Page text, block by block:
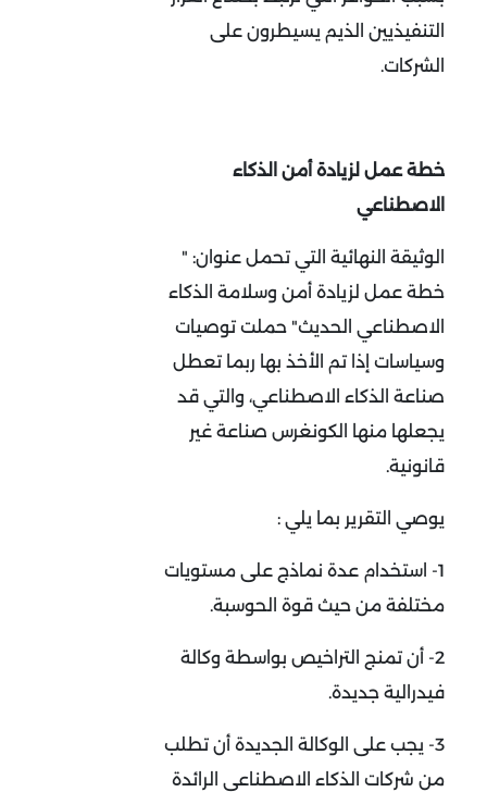
التنفيذيين الذيم يسيطرون على
الشركات.
خطة عمل لزيادة أمن الذكاء
الاصطناعي
الوثيقة النهائية التي تحمل عنوان: "
خطة عمل لزيادة أمن وسلامة الذكاء
الاصطناعي الحديث" حملت توصيات
وسياسات إذا تم الأخذ بها ربما تعطل
صناعة الذكاء الاصطناعي، والتي قد
يجعلها منها الكونغرس صناعة غير
قانونية.
يوصي التقرير بما يلي :
1- استخدام عدة نماذج على مستويات
مختلفة من حيث قوة الحوسبة.
2- أن تمنج التراخيص بواسطة وكالة
فيدرالية جديدة.
3- يجب على الوكالة الجديدة أن تطلب
من شركات الذكاء الاصطناعي الرائدة